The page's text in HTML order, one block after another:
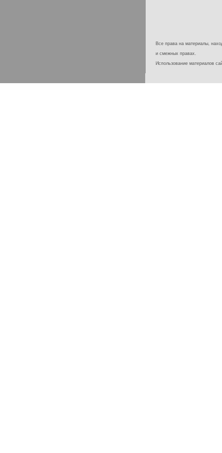
Все права на материалы,
и смежных правах.
Использование материалов